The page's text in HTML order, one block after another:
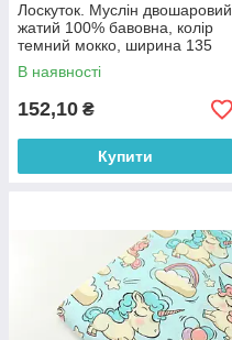
Лоскуток. Муслін двошаровий
жатий 100% бавовна, колір
темний мокко, ширина 135
см № МЖ2-40, 90*135 см
В наявності
152,10 ₴
Купити